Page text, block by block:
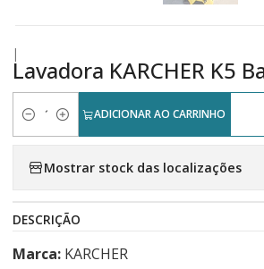
|
Lavadora KARCHER K5
Quantidade
ADICIONAR AO CARRINHO
Mostrar stock das localizações
DESCRIÇÃO
Marca:KARCHER